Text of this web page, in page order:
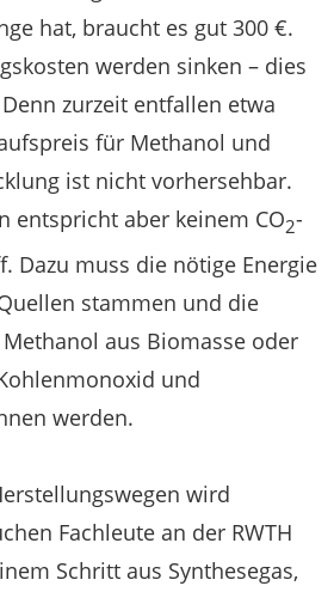
hat, braucht es gut 300 €.
werden sinken – dies
zurzeit entfallen etwa
für Methanol und
ist nicht vorhersehbar.
entspricht aber keinem CO2-
Dazu muss die nötige Energie
stammen und die
aus Biomasse oder
und
werden.
wird
Fachleute an der RWTH
Schritt aus Synthesegas,